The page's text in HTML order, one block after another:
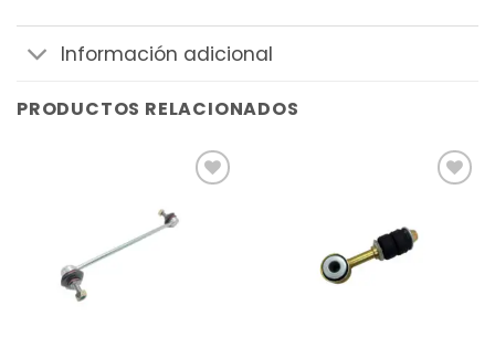
Información adicional
PRODUCTOS RELACIONADOS